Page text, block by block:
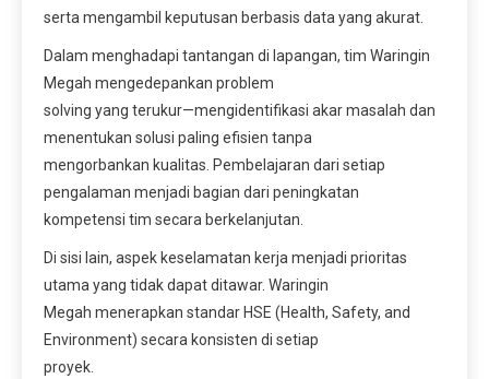
serta mengambil keputusan berbasis data yang akurat.
Dalam menghadapi tantangan di lapangan, tim Waringin
Megah mengedepankan problem
solving yang terukur—mengidentifikasi akar masalah dan
menentukan solusi paling efisien tanpa
mengorbankan kualitas. Pembelajaran dari setiap
pengalaman menjadi bagian dari peningkatan
kompetensi tim secara berkelanjutan.
Di sisi lain, aspek keselamatan kerja menjadi prioritas
utama yang tidak dapat ditawar. Waringin
Megah menerapkan standar HSE (Health, Safety, and
Environment) secara konsisten di setiap
proyek.